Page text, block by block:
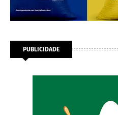
PUBLICIDADE